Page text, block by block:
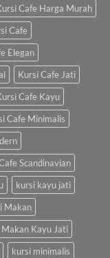
Cafe Harga Murah
Cafe
Elegan
Kursi Cafe Jati
Cafe Kayu
Cafe Minimalis
Scandinavian
kursi kayu jati
Makan
Makan Kayu Jati
kursi minimalis